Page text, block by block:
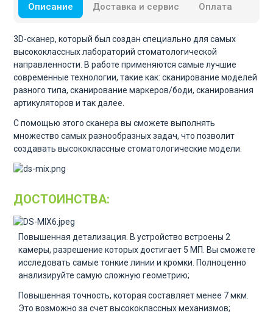
Описание Доставка и сервис Оплата
3D-сканер, который был создан специально для самых
высококлассных лабораторий стоматологической
направленности. В работе применяются самые лучшие
современные технологии, такие как: сканирование моделей
разного типа, сканирование маркеров/боди, сканирования
артикуляторов и так далее.
С помощью этого сканера вы сможете выполнять
множество самых разнообразных задач, что позволит
создавать высококлассные стоматологические модели.
ДОСТОИНСТВА:
Повышенная детализация. В устройство встроены 2
камеры, разрешение которых достигает 5 МП. Вы сможете
исследовать самые тонкие линии и кромки. Полноценно
анализируйте самую сложную геометрию;
Повышенная точность, которая составляет менее 7 мкм.
Это возможно за счет высококлассных механизмов;